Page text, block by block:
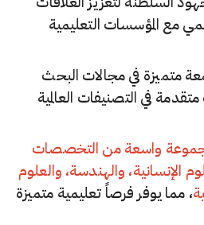
مع المؤسسات التعليمية
متميزة في مجالات البحث
في التصنيفات العالمية
واسعة من التخصصات
الإنسانية، والهندسة، والعلوم
، مما يوفر فرصاً تعليمية متميزة